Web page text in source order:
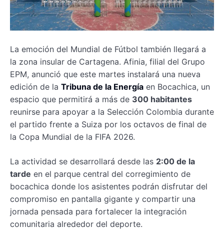
La emoción del Mundial de Fútbol también llegará a
la zona insular de Cartagena. Afinia, filial del Grupo
EPM, anunció que este martes instalará una nueva
edición de la Tribuna de la Energía en Bocachica, un
espacio que permitirá a más de 300 habitantes
reunirse para apoyar a la Selección Colombia durante
el partido frente a Suiza por los octavos de final de
la Copa Mundial de la FIFA 2026.
La actividad se desarrollará desde las 2:00 de la
tarde en el parque central del corregimiento de
bocachica donde los asistentes podrán disfrutar del
compromiso en pantalla gigante y compartir una
jornada pensada para fortalecer la integración
comunitaria alrededor del deporte.